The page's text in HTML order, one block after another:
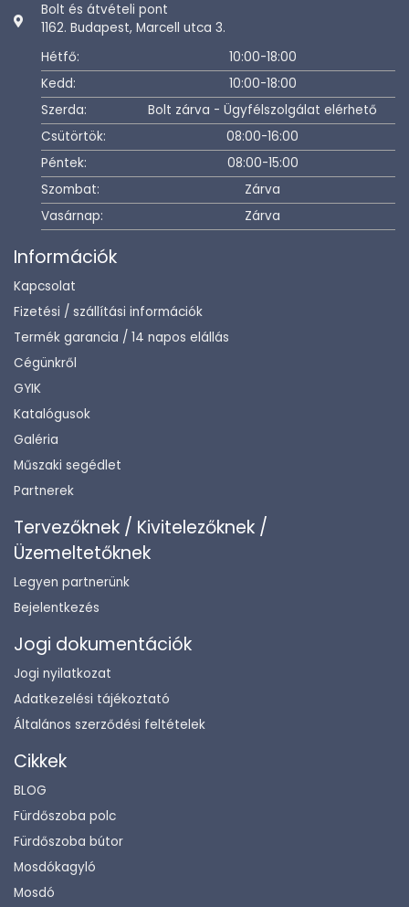
Bolt és átvételi pont
1162. Budapest, Marcell utca 3.
Hétfő:
10:00-18:00
Kedd:
10:00-18:00
Szerda:
Bolt zárva - Ügyfélszolgálat elérhető
Csütörtök:
08:00-16:00
Péntek:
08:00-15:00
Szombat:
Zárva
Vasárnap:
Zárva
Információk
Kapcsolat
Fizetési / szállítási információk
Termék garancia / 14 napos elállás
Cégünkről
GYIK
Katalógusok
Galéria
Műszaki segédlet
Partnerek
Tervezőknek / Kivitelezőknek /
Üzemeltetőknek
Legyen partnerünk
Bejelentkezés
Jogi dokumentációk
Jogi nyilatkozat
Adatkezelési tájékoztató
Általános szerződési feltételek
Cikkek
BLOG
Fürdőszoba polc
Fürdőszoba bútor
Mosdókagyló
Mosdó